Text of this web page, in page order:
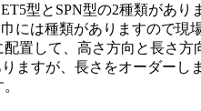
型とSPN型の2種類があり
には種類がありますので現
置して、高さ方向と長さ方
りますが、長さをオーダー